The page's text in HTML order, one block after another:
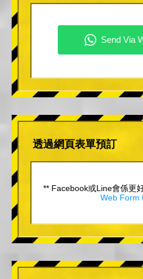
透過網頁表單預訂
** Facebook或Line會係更
Web Form